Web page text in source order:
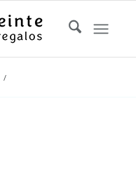
/